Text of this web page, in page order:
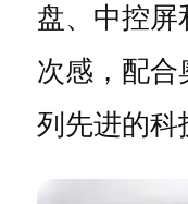
盘、中控屏
次感，配合
列先进的科